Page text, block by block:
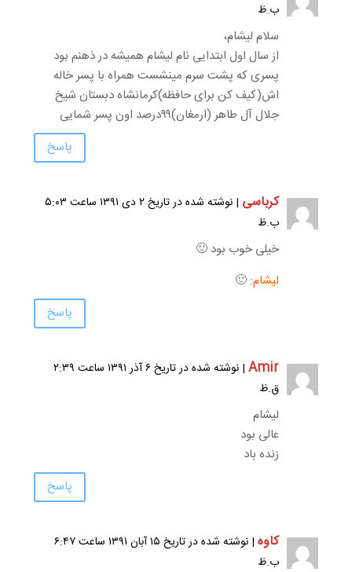
ب.ظ
سلام لیشام،
از سال اول ابتدایی نام لیشام همیشه در ذهنم بود
پسری که پشت سرم مینشست همراه با پسر خاله
اش(کیف کن برای حافظه)کرمانشاه دبستان شیخ
جلال آل طاهر (ارمغان)۹۹درصد اون پسر شمایی
پاسخ
کرباسی
| نوشته شده در تاریخ ۲ دی ۱۳۹۱ ساعت ۵:۰۳
ب.ظ
خیلی خوب بود 🙂
لیشام: 🙂
پاسخ
Amir
| نوشته شده در تاریخ ۶ آذر ۱۳۹۱ ساعت ۲:۳۹
ق.ظ
لیشام
عالی بود
زنده باد
پاسخ
کاوه
| نوشته شده در تاریخ ۱۵ آبان ۱۳۹۱ ساعت ۶:۴۷
ب.ظ